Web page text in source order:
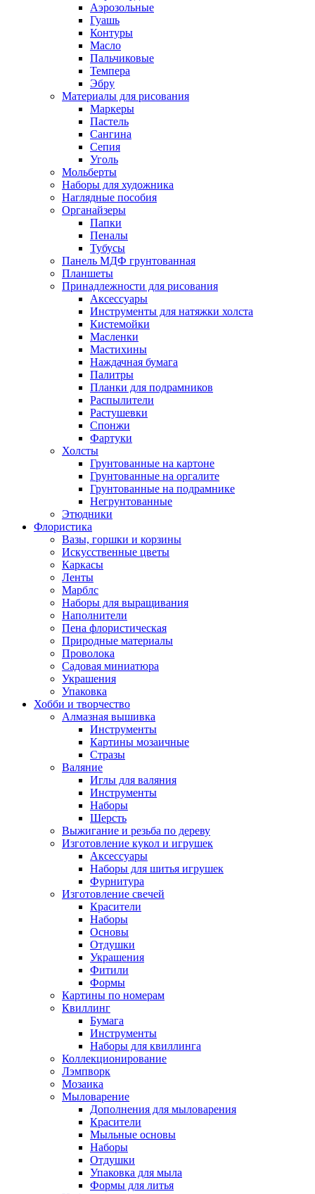
Аэрозольные
Гуашь
Контуры
Масло
Пальчиковые
Темпера
Эбру
Материалы для рисования
Маркеры
Пастель
Сангина
Сепия
Уголь
Мольберты
Наборы для художника
Наглядные пособия
Органайзеры
Папки
Пеналы
Тубусы
Панель МДФ грунтованная
Планшеты
Принадлежности для рисования
Аксессуары
Инструменты для натяжки холста
Кистемойки
Масленки
Мастихины
Наждачная бумага
Палитры
Планки для подрамников
Распылители
Растушевки
Спонжи
Фартуки
Холсты
Грунтованные на картоне
Грунтованные на оргалите
Грунтованные на подрамнике
Негрунтованные
Этюдники
Флористика
Вазы, горшки и корзины
Искусственные цветы
Каркасы
Ленты
Марблс
Наборы для выращивания
Наполнители
Пена флористическая
Природные материалы
Проволока
Садовая миниатюра
Украшения
Упаковка
Хобби и творчество
Алмазная вышивка
Инструменты
Картины мозаичные
Стразы
Валяние
Иглы для валяния
Инструменты
Наборы
Шерсть
Выжигание и резьба по дереву
Изготовление кукол и игрушек
Аксессуары
Наборы для шитья игрушек
Фурнитура
Изготовление свечей
Красители
Наборы
Основы
Отдушки
Украшения
Фитили
Формы
Картины по номерам
Квиллинг
Бумага
Инструменты
Наборы для квиллинга
Коллекционирование
Лэмпворк
Мозаика
Мыловарение
Дополнения для мыловарения
Красители
Мыльные основы
Наборы
Отдушки
Упаковка для мыла
Формы для литья